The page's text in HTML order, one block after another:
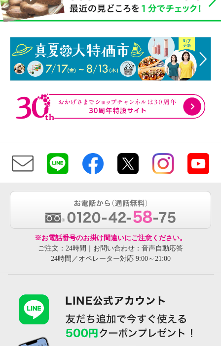
※お電話番号のお掛け間違いにご注意ください。
ご注文：24時間｜お問い合わせ：音声自動応答
24時間／オペレーター対応 9:00～21:00